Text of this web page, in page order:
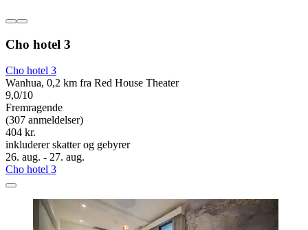
Cho hotel 3
Cho hotel 3
Wanhua, 0,2 km fra Red House Theater
9,0/10
Fremragende
(307 anmeldelser)
404 kr.
inkluderer skatter og gebyrer
26. aug. - 27. aug.
Cho hotel 3